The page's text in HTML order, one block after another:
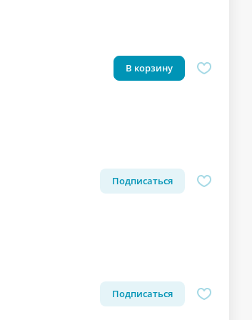
В корзину
Подписаться
Подписаться